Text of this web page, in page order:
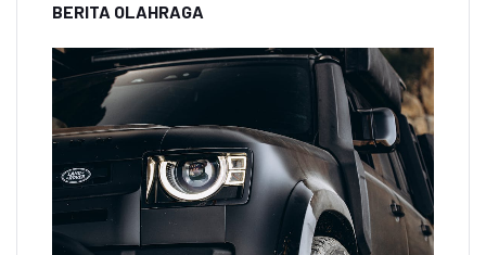
BERITA OLAHRAGA